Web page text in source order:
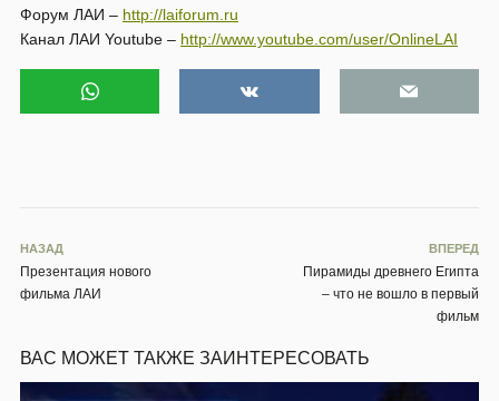
Форум ЛАИ – http://laiforum.ru
Канал ЛАИ Youtube – http://www.youtube.com/user/OnlineLAI
НАЗАД
Презентация нового
фильма ЛАИ
ВПЕРЕД
Пирамиды древнего Египта
– что не вошло в первый
фильм
ВАС МОЖЕТ ТАКЖЕ ЗАИНТЕРЕСОВАТЬ